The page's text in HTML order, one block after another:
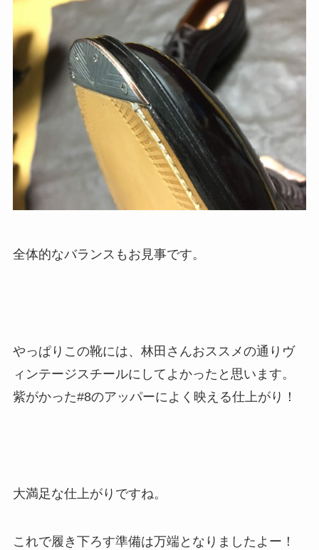
全体的なバランスもお見事です。
やっぱりこの靴には、林田さんおススメの通りヴ
ィンテージスチールにしてよかったと思います。
紫がかった#8のアッパーによく映える仕上がり！
大満足な仕上がりですね。
これで履き下ろす準備は万端となりましたよー！